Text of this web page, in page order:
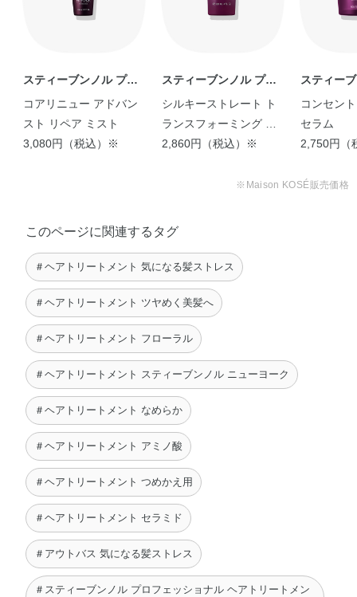
や髪に】 …
スティーブンノル プロ
フェッショナル
コアリニュー アドバン
スト リペア ミスト
3,080円（税込）※
スティーブンノル プロ
フェッショナル
シルキーストレート ト
ランスフォーミング セ
ラム
2,860円（税込）※
スティー
フェッシ
コンセン
セラム
2,750円（
※Maison KOSÉ販売価格
このページに関連するタグ
＃ヘアトリートメント 気になる髪ストレス
＃ヘアトリートメント ツヤめく美髪へ
＃ヘアトリートメント フローラル
＃ヘアトリートメント スティーブンノル ニューヨーク
＃ヘアトリートメント なめらか
＃ヘアトリートメント アミノ酸
＃ヘアトリートメント つめかえ用
＃ヘアトリートメント セラミド
＃アウトバス 気になる髪ストレス
＃スティーブンノル プロフェッショナル ヘアトリートメン